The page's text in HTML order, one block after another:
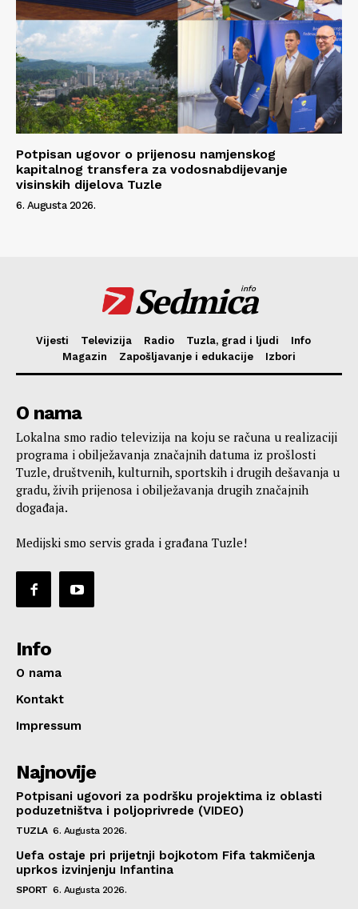
Potpisan ugovor o prijenosu namjenskog
kapitalnog transfera za vodosnabdijevanje
visinskih dijelova Tuzle
6. Augusta 2026.
Sedmica
info
Vijesti Televizija Radio Tuzla, grad i ljudi
Info
Magazin
Zapošljavanje i edukacije Izbori
O nama
Lokalna smo radio televizija na koju se računa u realizaciji
programa i obilježavanja značajnih datuma iz prošlosti
Tuzle, društvenih, kulturnih, sportskih i drugih dešavanja u
gradu, živih prijenosa i obilježavanja drugih značajnih
događaja.
Medijski smo servis grada i građana Tuzle!
Info
O nama
Kontakt
Impressum
Najnovije
Potpisani ugovori za podršku projektima iz oblasti
poduzetništva i poljoprivrede (VIDEO)
TUZLA 6. Augusta 2026.
Uefa ostaje pri prijetnji bojkotom Fifa takmičenja
uprkos izvinjenju Infantina
SPORT 6. Augusta 2026.